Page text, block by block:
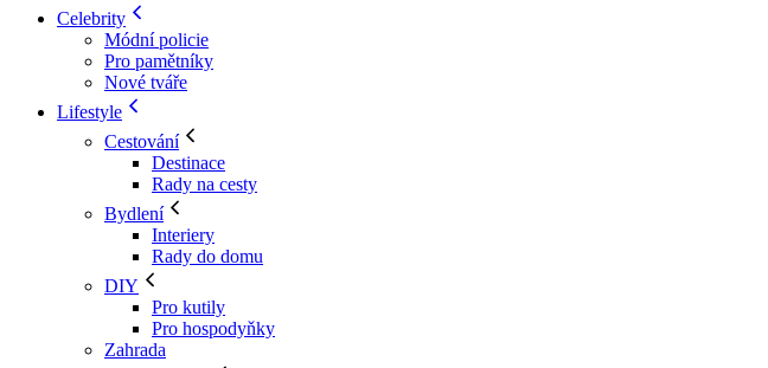
Celebrity
Módní policie
Pro pamětníky
Nové tváře
Lifestyle
Cestování
Destinace
Rady na cesty
Bydlení
Interiery
Rady do domu
DIY
Pro kutily
Pro hospodyňky
Zahrada